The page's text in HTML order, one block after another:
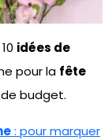
idées de
pour la fête
budget.
: pour marquer